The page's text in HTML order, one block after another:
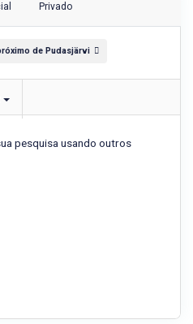
Privado
de Pudasjärvi
pesquisa usando outros